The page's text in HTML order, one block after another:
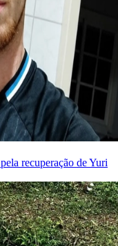
recuperação de Yuri